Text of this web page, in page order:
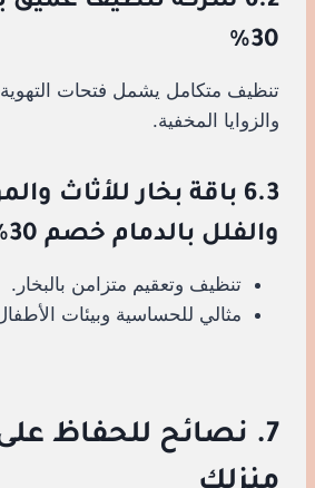
30%
تنظيف متكامل يشمل فتحات
والزوايا المخفية.
6.3 باقة بخار للأثاث
والفلل بالدمام خصم 30%
تنظيف وتعقيم متزامن بالبخار.
مثالي للحساسية وبيئات
7. نصائح للحفاظ